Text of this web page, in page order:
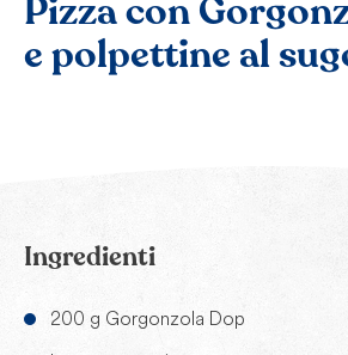
Pizza con
e polpettine al
Ingredienti
200 g Gorgonzola Dop